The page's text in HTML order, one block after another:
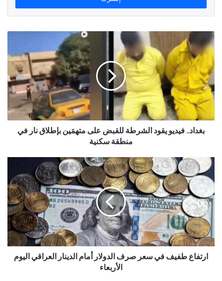
بغداد.. فيديو يقود الشرطة للقبض على متهمَين بإطلاق نار في
منطقة سكنية
ارتفاع طفيف في سعر صرف الدولار أمام الدينار العراقي اليوم
الأربعاء